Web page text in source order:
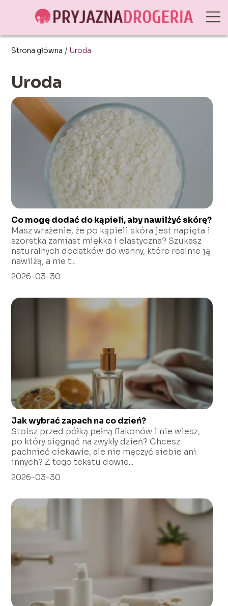
Strona główna / Uroda
Uroda
Co mogę dodać do kąpieli, aby nawilżyć skórę?
Masz wrażenie, że po kąpieli skóra jest napięta i
szorstka zamiast miękka i elastyczna? Szukasz
naturalnych dodatków do wanny, które realnie ją
nawilżą, a nie t...
2026-03-30
Jak wybrać zapach na co dzień?
Stoisz przed półką pełną flakonów i nie wiesz,
po który sięgnąć na zwykły dzień? Chcesz
pachnieć ciekawie, ale nie męczyć siebie ani
innych? Z tego tekstu dowie...
2026-03-30